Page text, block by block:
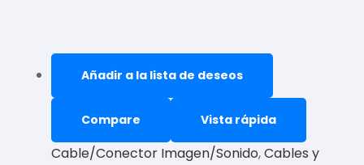
Añadir a la lista de deseos
Compare Vista rápida
Cable/Conector Imagen/Sonido,Cables y